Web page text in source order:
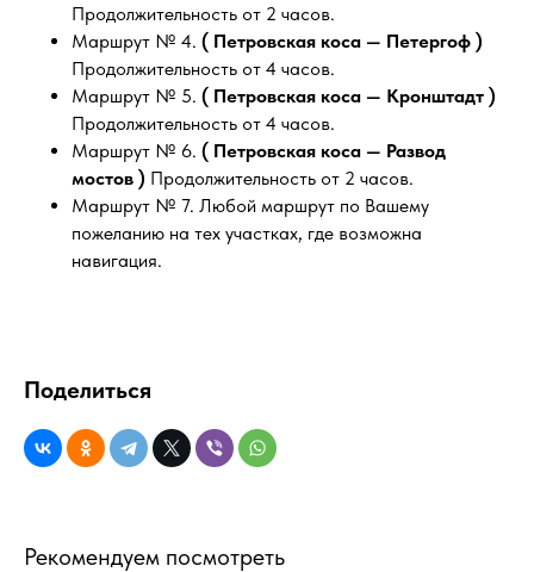
Продолжительность от 2 часов.
Маршрут № 4. ( Петровская коса — Петергоф )
Продолжительность от 4 часов.
Маршрут № 5. ( Петровская коса — Кронштадт )
Продолжительность от 4 часов.
Маршрут № 6. ( Петровская коса — Развод
мостов ) Продолжительность от 2 часов.
Маршрут № 7. Любой маршрут по Вашему
пожеланию на тех участках, где возможна
навигация.
Поделиться
Рекомендуем посмотреть